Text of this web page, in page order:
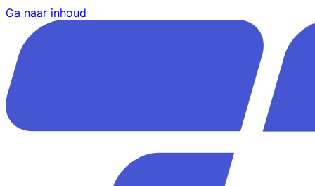
Ga naar inhoud